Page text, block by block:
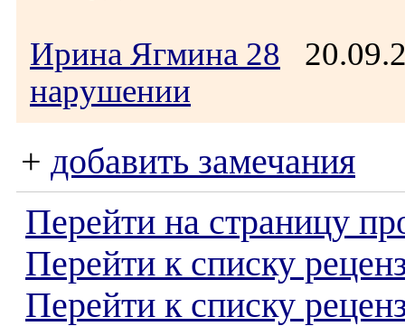
Ирина Ягмина 28
нарушении
+ добавить замечания
Перейти на страницу
Перейти к списку
Перейти к списку